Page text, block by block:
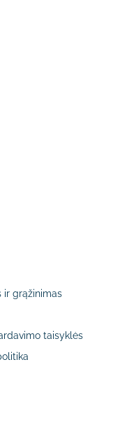
ir grąžinimas
taisyklės